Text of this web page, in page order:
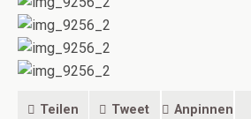
Teilen Tweet Anpinnen